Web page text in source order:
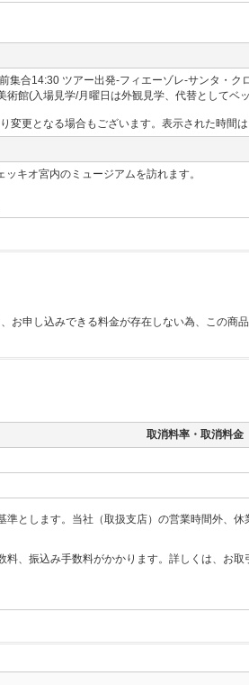
合14:30 ツアー出発-フィエーゾレ-サンタ・ク
館(入場見学/月曜日は外観見学、代替としてベ
変更となる場合もございます。表示された時間は
キオ宮内のミュージアムを訪れます。
申し込みできる料金が存在しない為、この商
取消料率・取消料金
とします。当社（取扱支店）の営業時間外、
、振込み手数料がかかります。詳しくは、お取